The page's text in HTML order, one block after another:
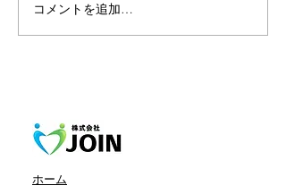
交通事故、ご相談くださ
い
コメントを追加…
ホーム